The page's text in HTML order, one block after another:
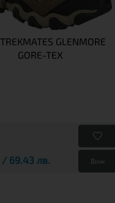
GLENMORE
GORE-TEX
69.43 лв. Виж